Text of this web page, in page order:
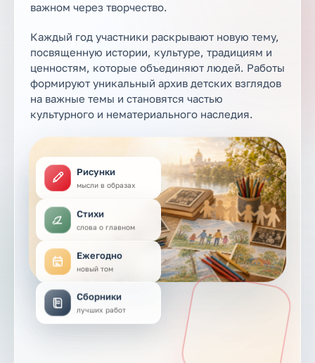
важном через творчество.
Каждый год участники раскрывают новую тему,
посвященную истории, культуре, традициям и
ценностям, которые объединяют людей. Работы
формируют уникальный архив детских взглядов
на важные темы и становятся частью
культурного и нематериального наследия.
Рисунки
мысли в образах
Стихи
слова о главном
Ежегодно
новый том
Сборники
лучших работ